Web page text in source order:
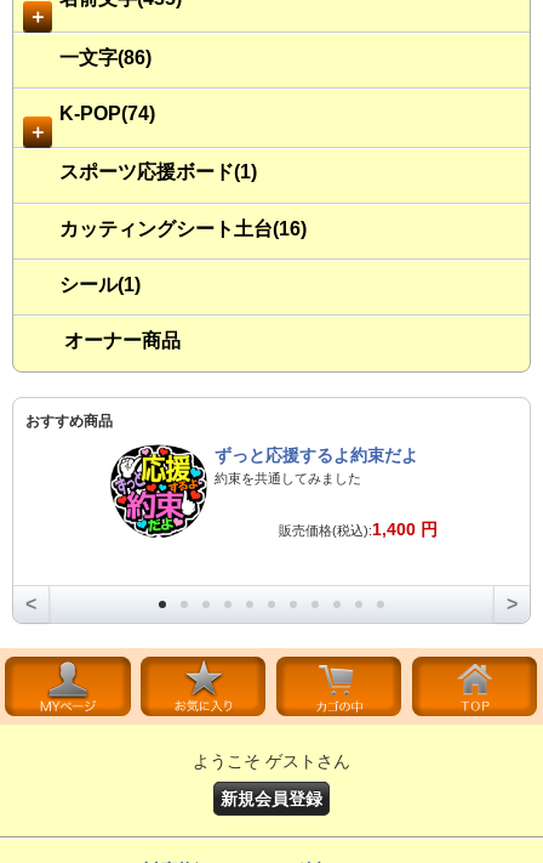
＋
一文字(86)
＋
K-POP(74)
スポーツ応援ボード(1)
カッティングシート土台(16)
シール(1)
オーナー商品
おすすめ商品
ずっと応援するよ約束だよ
約束を共通してみました
販売価格(税込):1,400 円
< >
ようこそ ゲストさん
新規会員登録